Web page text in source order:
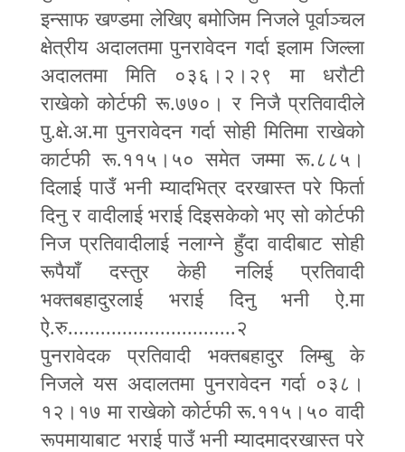
इन्साफ खण्डमा लेखिए बमोजिम निजले पूर्वाञ्चल
क्षेत्रीय अदालतमा पुनरावेदन गर्दा इलाम जिल्ला
अदालतमा मिति ०३६।२।२९ मा धरौटी
राखेको कोर्टफी रू.७७०। र निजै प्रतिवादीले
पु.क्षे.अ.मा पुनरावेदन गर्दा सोही मितिमा राखेको
कार्टफी रू.११५।५० समेत जम्मा रू.८८५।
दिलाई पाउँ भनी म्यादभित्र दरखास्त परे फिर्ता
दिनु र वादीलाई भराई दिइसकेको भए सो कोर्टफी
निज प्रतिवादीलाई नलाग्ने हुँदा वादीबाट सोही
रूपैयाँ दस्तुर केही नलिई प्रतिवादी
भक्तबहादुरलाई भराई दिनु भनी ऐ.मा
ऐ.रु...............................२
पुनरावेदक प्रतिवादी भक्तबहादुर लिम्बु के
निजले यस अदालतमा पुनरावेदन गर्दा ०३८।
१२।१७ मा राखेको कोर्टफी रू.११५।५० वादी
रूपमायाबाट भराई पाउँ भनी म्यादमादरखास्त परे